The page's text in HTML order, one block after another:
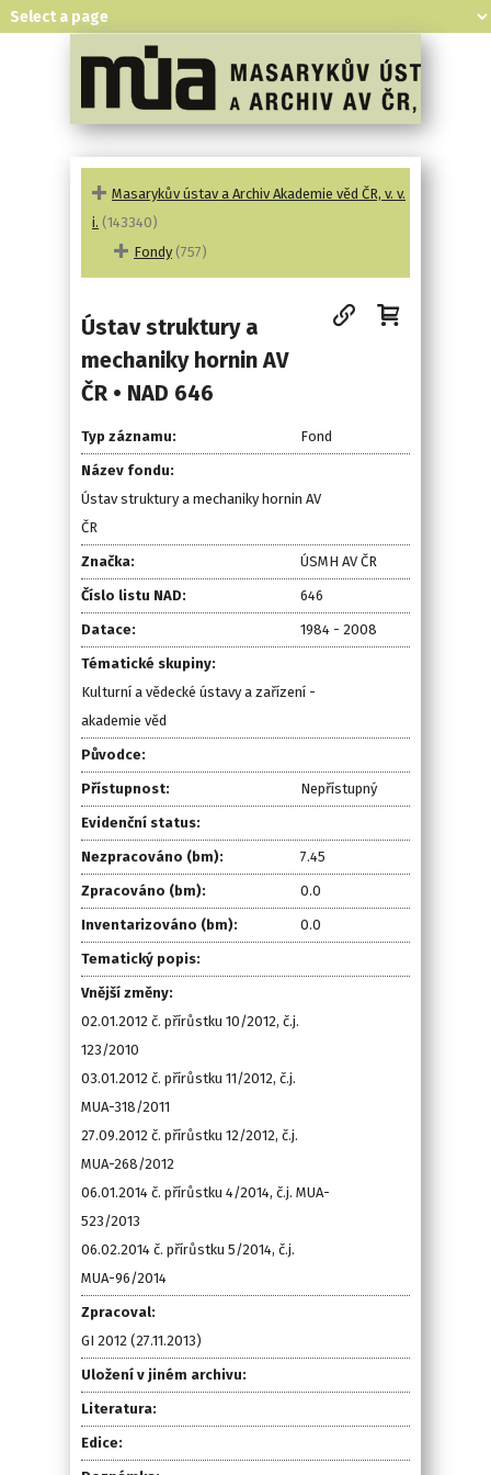
Masarykův ústav a Archiv Akademie věd ČR, v. v.
i. (143340)
Fondy (757)
Ústav struktury a
mechaniky hornin AV
ČR • NAD 646
Typ záznamu: Fond
Název fondu:
Ústav struktury a mechaniky hornin AV
ČR
Značka: ÚSMH AV ČR
Číslo listu NAD: 646
Datace: 1984 - 2008
Tématické skupiny:
Kulturní a vědecké ústavy a zařízení -
akademie věd
Původce:
Přístupnost: Nepřístupný
Evidenční status:
Nezpracováno (bm): 7.45
Zpracováno (bm): 0.0
Inventarizováno (bm): 0.0
Tematický popis:
Vnější změny:
02.01.2012 č. přírůstku 10/2012, č.j.
123/2010
03.01.2012 č. přírůstku 11/2012, č.j.
MUA-318/2011
27.09.2012 č. přírůstku 12/2012, č.j.
MUA-268/2012
06.01.2014 č. přírůstku 4/2014, č.j. MUA-
523/2013
06.02.2014 č. přírůstku 5/2014, č.j.
MUA-96/2014
Zpracoval:
GI 2012 (27.11.2013)
Uložení v jiném archivu:
Literatura:
Edice: